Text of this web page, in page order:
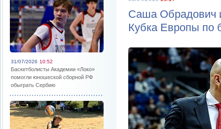
31/07/2026 10:52
Баскетболисты Академии «Локо»
помогли юношеской сборной РФ
обыграть Сербию
Саша Обрадович
Кубка Европы по